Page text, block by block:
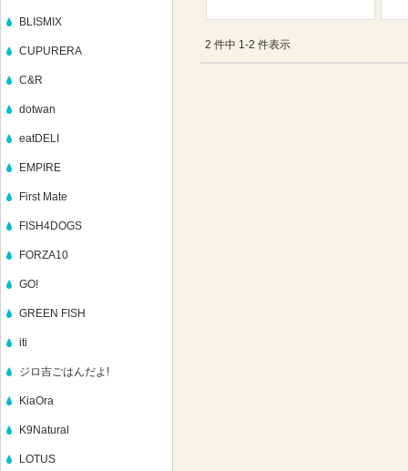
BLISMIX
CUPURERA
C&R
dotwan
eatDELI
EMPIRE
First Mate
FISH4DOGS
FORZA10
GO!
GREEN FISH
iti
ジロ吉ごはんだよ!
KiaOra
K9Natural
LOTUS
2 件中 1-2 件表示